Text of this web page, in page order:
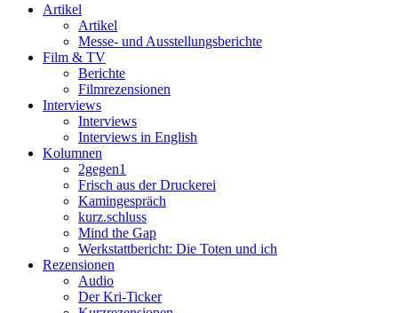
Artikel
Artikel
Messe- und Ausstellungsberichte
Film & TV
Berichte
Filmrezensionen
Interviews
Interviews
Interviews in English
Kolumnen
2gegen1
Frisch aus der Druckerei
Kamingespräch
kurz.schluss
Mind the Gap
Werkstattbericht: Die Toten und ich
Rezensionen
Audio
Der Kri-Ticker